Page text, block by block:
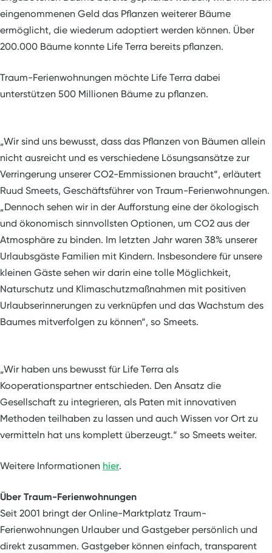
eingenommenen Geld das Pflanzen weiterer Bäume
ermöglicht, die wiederum adoptiert werden können. Über
200.000 Bäume konnte Life Terra bereits pflanzen.
Traum-Ferienwohnungen möchte Life Terra dabei
unterstützen 500 Millionen Bäume zu pflanzen.
„Wir sind uns bewusst, dass das Pflanzen von Bäumen allein
nicht ausreicht und es verschiedene Lösungsansätze zur
Verringerung unserer CO2-Emmissionen braucht“, erläutert
Ruud Smeets, Geschäftsführer von Traum-Ferienwohnungen.
„Dennoch sehen wir in der Aufforstung eine der ökologisch
und ökonomisch sinnvollsten Optionen, um CO2 aus der
Atmosphäre zu binden. Im letzten Jahr waren 38% unserer
Urlaubsgäste Familien mit Kindern. Insbesondere für unsere
kleinen Gäste sehen wir darin eine tolle Möglichkeit,
Naturschutz und Klimaschutzmaßnahmen mit positiven
Urlaubserinnerungen zu verknüpfen und das Wachstum des
Baumes mitverfolgen zu können“, so Smeets.
„Wir haben uns bewusst für Life Terra als
Kooperationspartner entschieden. Den Ansatz die
Gesellschaft zu integrieren, als Paten mit innovativen
Methoden teilhaben zu lassen und auch Wissen vor Ort zu
vermitteln hat uns komplett überzeugt.“ so Smeets weiter.
Weitere Informationen hier.
Über Traum-Ferienwohnungen
Seit 2001 bringt der Online-Marktplatz Traum-
Ferienwohnungen Urlauber und Gastgeber persönlich und
direkt zusammen. Gastgeber können einfach, transparent